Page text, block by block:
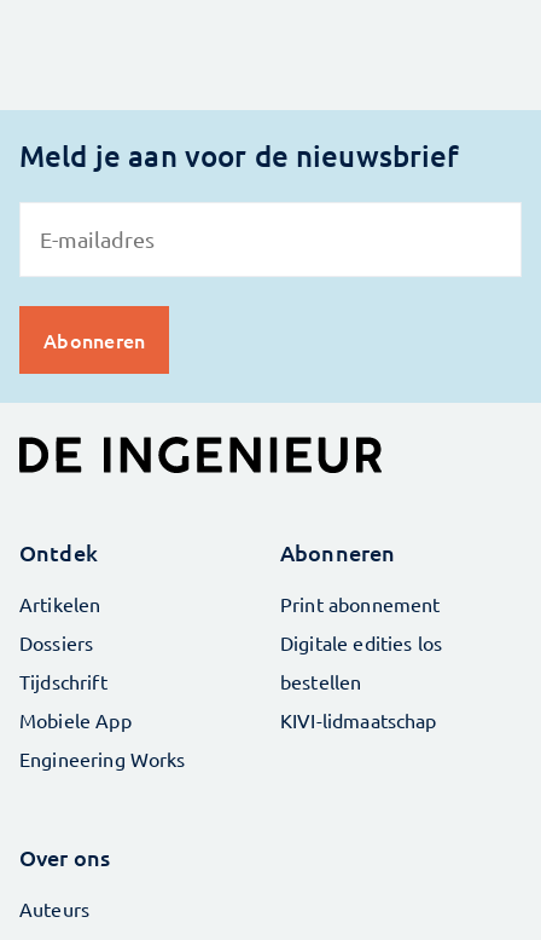
Meld je aan voor de nieuwsbrief
Ontdek
Artikelen
Dossiers
Tijdschrift
Mobiele App
Engineering Works
Abonneren
Print abonnement
Digitale edities los
bestellen
KIVI-lidmaatschap
Over ons
Auteurs